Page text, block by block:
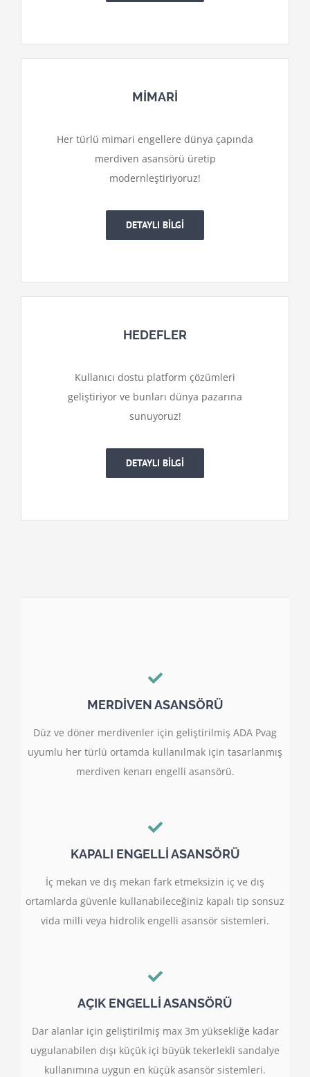
MİMARİ
Her türlü mimari engellere dünya çapında
merdiven asansörü üretip
modernleştiriyoruz!
DETAYLI BİLGİ
HEDEFLER
Kullanıcı dostu platform çözümleri
geliştiriyor ve bunları dünya pazarına
sunuyoruz!
DETAYLI BİLGİ
MERDİVEN ASANSÖRÜ
Düz ve döner merdivenler için geliştirilmiş ADA Pvag
uyumlu her türlü ortamda kullanılmak için tasarlanmış
merdiven kenarı engelli asansörü.
KAPALI ENGELLİ ASANSÖRÜ
İç mekan ve dış mekan fark etmeksizin iç ve dış
ortamlarda güvenle kullanabileceğiniz kapalı tip sonsuz
vida milli veya hidrolik engelli asansör sistemleri.
AÇIK ENGELLİ ASANSÖRÜ
Dar alanlar için geliştirilmiş max 3m yüksekliğe kadar
uygulanabilen dışı küçük içi büyük tekerlekli sandalye
kullanımına uygun en küçük asansör sistemleri.